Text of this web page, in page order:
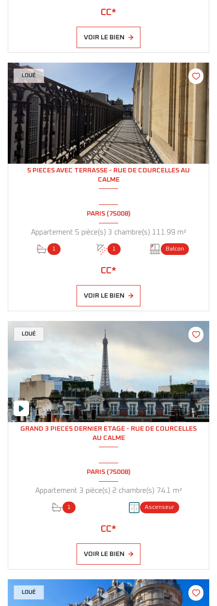
CC*
VOIR LE BIEN
LOUÉ
5 PIECES AVEC TERRASSE - RUE DE COURCELLES AU
CALME
PARIS (75008)
Appartement 5 pièce(s) 3 chambre(s) 111.99 m²
1 1 Balcon
CC*
VOIR LE BIEN
LOUÉ
GRAND 3 PIECES DERNIER ETAGE - RUE DE COURCELLES
AU CALME
PARIS (75008)
Appartement 3 pièce(s) 2 chambre(s) 74.1 m²
1 Ascenseur
CC*
VOIR LE BIEN
LOUÉ